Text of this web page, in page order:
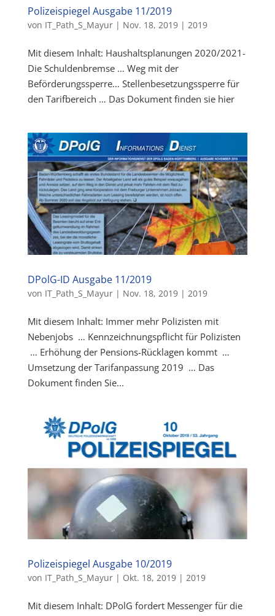
Polizeispiegel Ausgabe 11/2019
von IT_Path_S_Mayur| Nov. 18, 2019| 2019
Mit diesem Inhalt: Haushaltsplanungen 2020/2021-
Die Schuldenbremse … Weg mit der
Beförderungssperre… Stellenbesetzungssperre für
den Tarifbereich … Das Dokument finden sie hier
DPolG-ID Ausgabe 11/2019
von IT_Path_S_Mayur| Nov. 18, 2019| 2019
Mit diesem Inhalt: Immer mehr Polizisten mit
Nebenjobs … Kennzeichnungspflicht für Polizisten
… Erhöhung der Pensions-Rücklagen kommt …
Umsetzung der Tarifanpassung 2019 … Das
Dokument finden Sie...
Polizeispiegel Ausgabe 10/2019
von IT_Path_S_Mayur| Okt. 18, 2019| 2019
Mit diesem Inhalt: DPolG fordert Messenger für die